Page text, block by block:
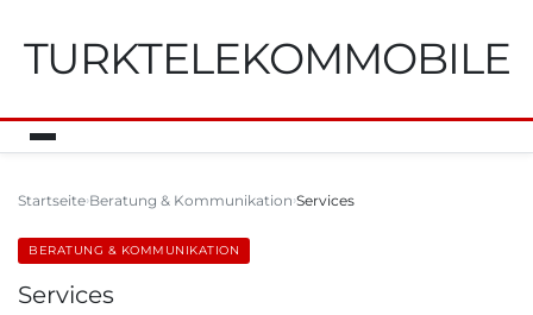
TURKTELEKOMMOBILE
Startseite Beratung & Kommunikation Services
BERATUNG & KOMMUNIKATION
Services